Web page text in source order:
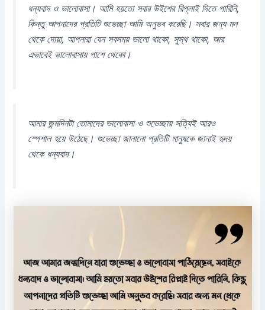
ধন্যবাদ ও ভালোবাসা। আমি হয়তো সবার উইশের রিপ্লাই দিতে পারিনি,
কিন্তু আপনাদের প্রতিটি শুভেচ্ছা আমি অনুভব করেছি। সবার জন্য মন
থেকে দোয়া, আপনারা যেন সবসময় ভালো থাকো, সুস্থ থাকো, আর
এভাবেই ভালোবাসায় পাশে থেকো।
আমার জন্মদিনটা তোমাদের ভালোবাসা ও শুভেচ্ছায় সত্যিই আরও
স্পেশাল হয়ে উঠেছে। শুভেচ্ছা জানানো প্রতিটি মানুষকে জানাই হৃদয়
থেকে ধন্যবাদ।